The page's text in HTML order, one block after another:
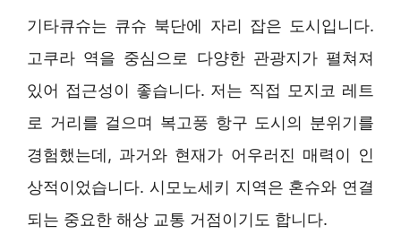
기타큐슈는 큐슈 북단에 자리 잡은 도시입니다.
고쿠라 역을 중심으로 다양한 관광지가 펼쳐져
있어 접근성이 좋습니다. 저는 직접 모지코 레트
로 거리를 걸으며 복고풍 항구 도시의 분위기를
경험했는데, 과거와 현재가 어우러진 매력이 인
상적이었습니다. 시모노세키 지역은 혼슈와 연결
되는 중요한 해상 교통 거점이기도 합니다.